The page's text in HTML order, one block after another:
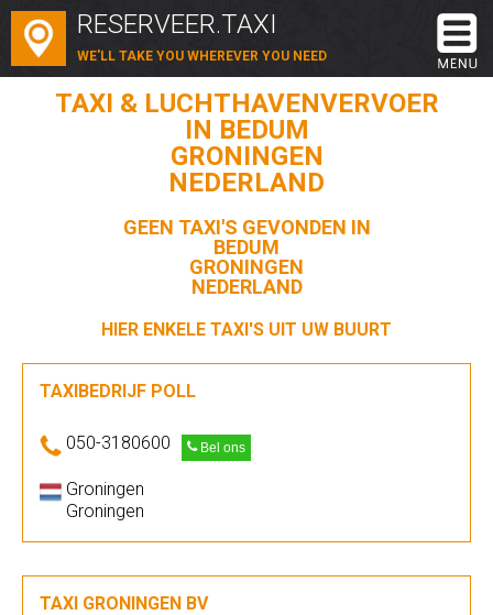
RESERVEER.TAXI
WE'LL TAKE YOU WHEREVER YOU NEED
TAXI & LUCHTHAVENVERVOER
IN BEDUM
GRONINGEN
NEDERLAND
GEEN TAXI'S GEVONDEN IN
BEDUM
GRONINGEN
NEDERLAND
HIER ENKELE TAXI'S UIT UW BUURT
TAXIBEDRIJF POLL
050-3180600 Bel ons
Groningen
Groningen
TAXI GRONINGEN BV